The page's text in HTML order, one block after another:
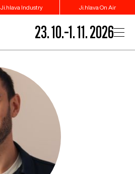
Ji.hlava Industry Ji.hlava On Air
23. 10.–1. 11. 2026